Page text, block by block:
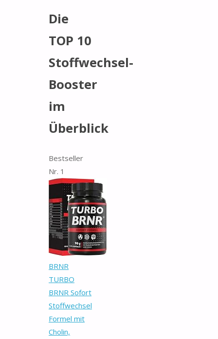
Die
TOP 10
Stoffwechsel-
Booster
im
Überblick
Bestseller
Nr. 1
BRNR
TURBO
BRNR Sofort
Stoffwechsel
Formel mit
Cholin,